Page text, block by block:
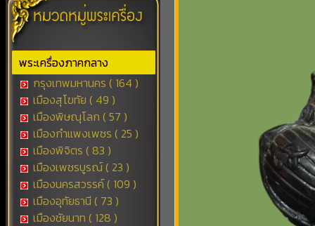
พระเครื่องภาคกลาง
กรุงเทพมหานคร ( 164 )
เมืองสุโขทัย ( 49 )
เมืองพิษณุโลก ( 57 )
เมืองกำแพงเพชร ( 25 )
เมืองพิจิตร ( 83 )
เมืองเพชรบูรณ์ ( 23 )
เมืองนครสวรรค์ ( 109 )
เมืองอุทัยธานี ( 73 )
เมืองชัยนาท ( 128 )